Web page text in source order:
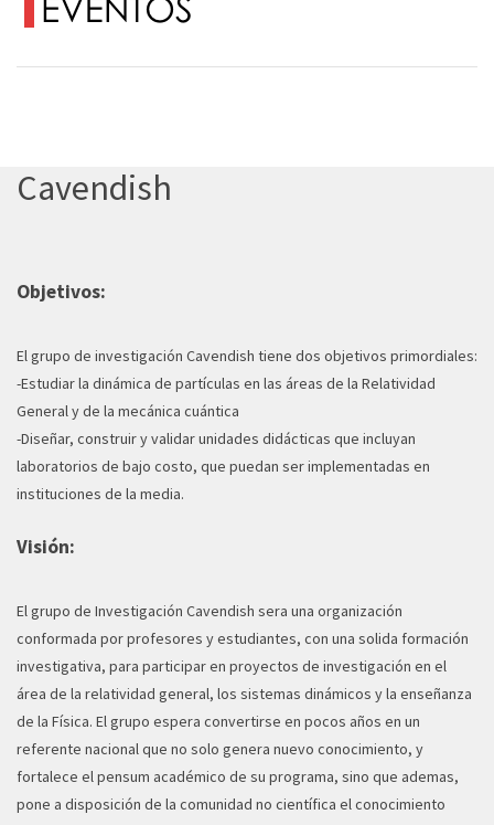
Cavendish
Objetivos:
El grupo de investigación Cavendish tiene dos objetivos primordiales:
-Estudiar la dinámica de partículas en las áreas de la Relatividad
General y de la mecánica cuántica
-Diseñar, construir y validar unidades didácticas que incluyan
laboratorios de bajo costo, que puedan ser implementadas en
instituciones de la media.
Visión:
El grupo de Investigación Cavendish sera una organización
conformada por profesores y estudiantes, con una solida formación
investigativa, para participar en proyectos de investigación en el
área de la relatividad general, los sistemas dinámicos y la enseñanza
de la Física. El grupo espera convertirse en pocos años en un
referente nacional que no solo genera nuevo conocimiento, y
fortalece el pensum académico de su programa, sino que ademas,
pone a disposición de la comunidad no científica el conocimiento